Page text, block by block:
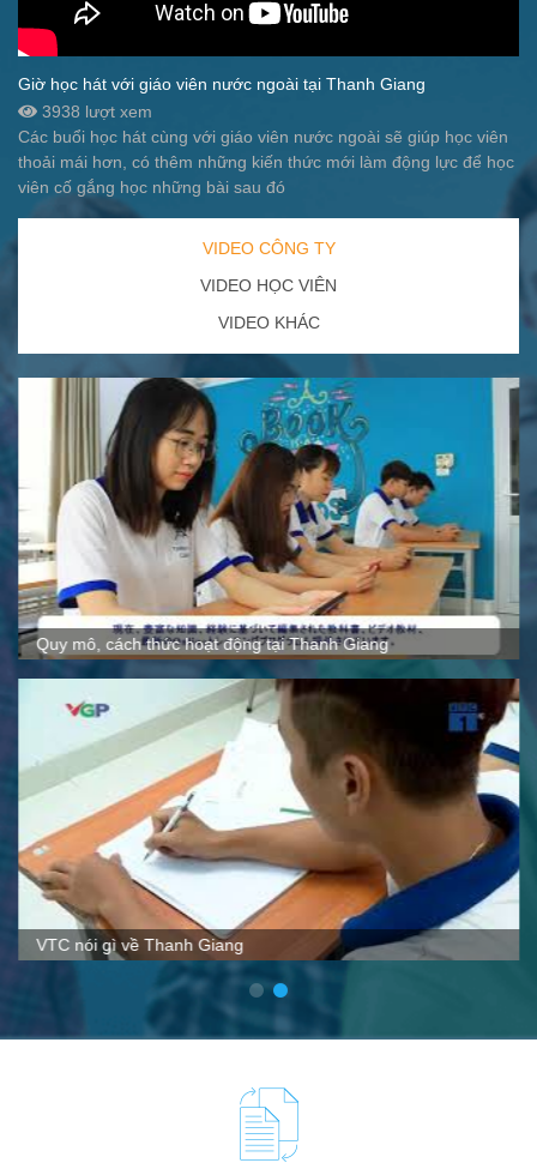
Giờ học hát với giáo viên nước ngoài tại Thanh Giang
3938 lượt xem
Các buổi học hát cùng với giáo viên nước ngoài sẽ giúp học viên
thoải mái hơn, có thêm những kiến thức mới làm động lực để học
viên cố gắng học những bài sau đó
VIDEO CÔNG TY
VIDEO HỌC VIÊN
VIDEO KHÁC
Quy mô, cách thức hoạt động tại Thanh Giang
VTC nói gì về Thanh Giang